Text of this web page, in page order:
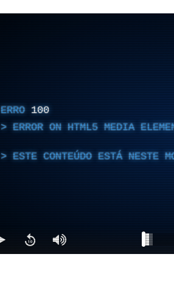
ERRO 100
ERROR ON HTML5 MEDIA
ESTE CONTEÚDO ESTÁ NESTE